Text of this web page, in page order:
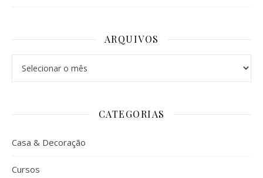
ARQUIVOS
CATEGORIAS
Casa & Decoração
Cursos